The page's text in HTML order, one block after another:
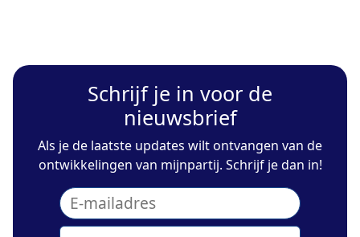
Schrijf je in voor de
nieuwsbrief
Als je de laatste updates wilt ontvangen van de
ontwikkelingen van mijnpartij. Schrijf je dan in!